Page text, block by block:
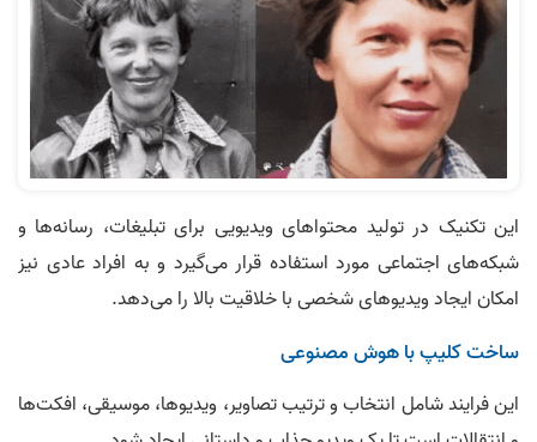
این تکنیک در تولید محتواهای ویدیویی برای تبلیغات، رسانه‌ها و
شبکه‌های اجتماعی مورد استفاده قرار می‌گیرد و به افراد عادی نیز
امکان ایجاد ویدیوهای شخصی با خلاقیت بالا را می‌دهد.
ساخت کلیپ با هوش مصنوعی
این فرایند شامل انتخاب و ترتیب تصاویر، ویدیوها، موسیقی، افکت‌ها